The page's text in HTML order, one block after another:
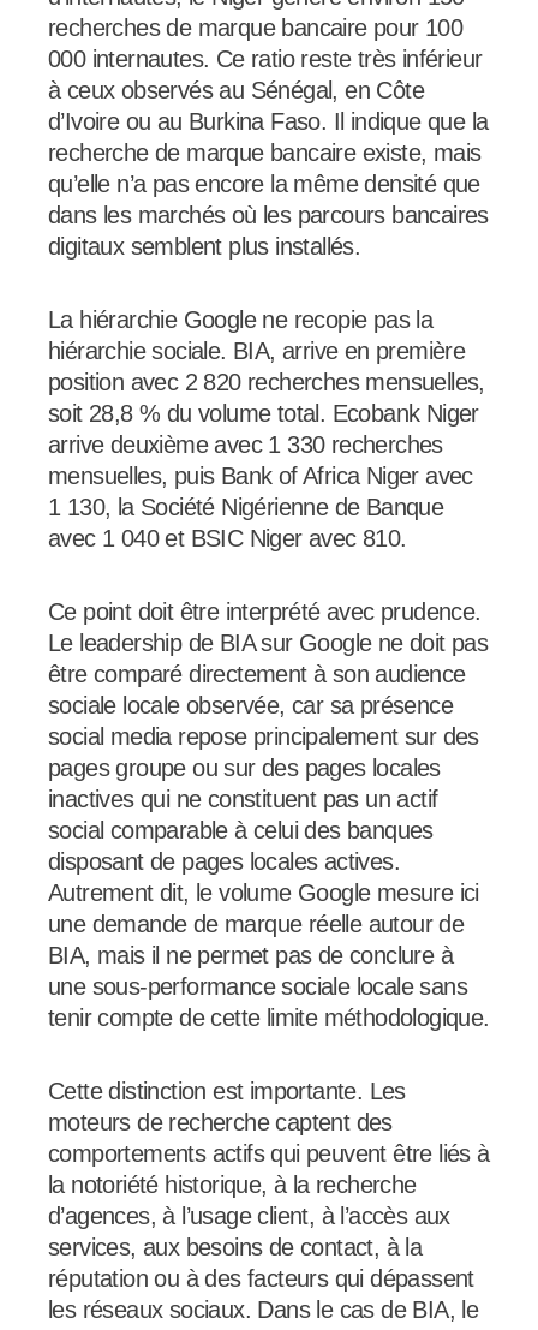
recherches de marque bancaire pour 100
000 internautes. Ce ratio reste très inférieur
à ceux observés au Sénégal, en Côte
d’Ivoire ou au Burkina Faso. Il indique que la
recherche de marque bancaire existe, mais
qu’elle n’a pas encore la même densité que
dans les marchés où les parcours bancaires
digitaux semblent plus installés.
La hiérarchie Google ne recopie pas la
hiérarchie sociale. BIA, arrive en première
position avec 2 820 recherches mensuelles,
soit 28,8 % du volume total. Ecobank Niger
arrive deuxième avec 1 330 recherches
mensuelles, puis Bank of Africa Niger avec
1 130, la Société Nigérienne de Banque
avec 1 040 et BSIC Niger avec 810.
Ce point doit être interprété avec prudence.
Le leadership de BIA sur Google ne doit pas
être comparé directement à son audience
sociale locale observée, car sa présence
social media repose principalement sur des
pages groupe ou sur des pages locales
inactives qui ne constituent pas un actif
social comparable à celui des banques
disposant de pages locales actives.
Autrement dit, le volume Google mesure ici
une demande de marque réelle autour de
BIA, mais il ne permet pas de conclure à
une sous-performance sociale locale sans
tenir compte de cette limite méthodologique.
Cette distinction est importante. Les
moteurs de recherche captent des
comportements actifs qui peuvent être liés à
la notoriété historique, à la recherche
d’agences, à l’usage client, à l’accès aux
services, aux besoins de contact, à la
réputation ou à des facteurs qui dépassent
les réseaux sociaux. Dans le cas de BIA, le